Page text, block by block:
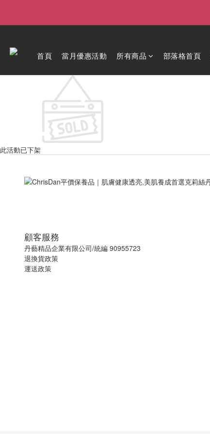
首頁 當月優惠活動 所有商品 部落格首頁
此活動已下架
顧客服務
丹藝精品企業有限公司/統編 90955723
退換貨政策
運送政策